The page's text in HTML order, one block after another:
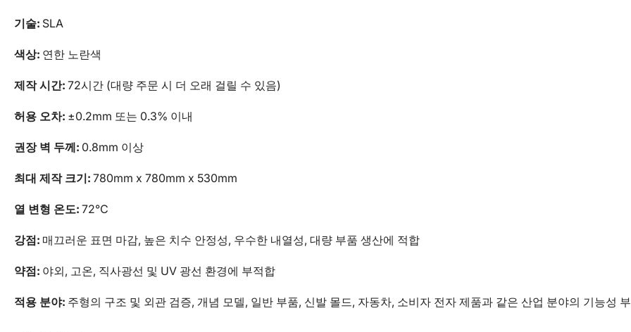
기술: SLA
색상: 연한 노란색
제작 시간: 72시간 (대량 주문 시 더 오래 걸릴 수 있음)
허용 오차: ±0.2mm 또는 0.3% 이내
권장 벽 두께: 0.8mm 이상
최대 제작 크기: 780mm x 780mm x 530mm
열 변형 온도: 72℃
강점: 매끄러운 표면 마감, 높은 치수 안정성, 우수한 내열성, 대량 부품 생산에 적합
약점: 야외, 고온, 직사광선 및 UV 광선 환경에 부적합
적용 분야: 주형의 구조 및 외관 검증, 개념 모델, 일반 부품, 신발 몰드, 자동차, 소비자 전자 제품과 같은 산업 분야의 기능성